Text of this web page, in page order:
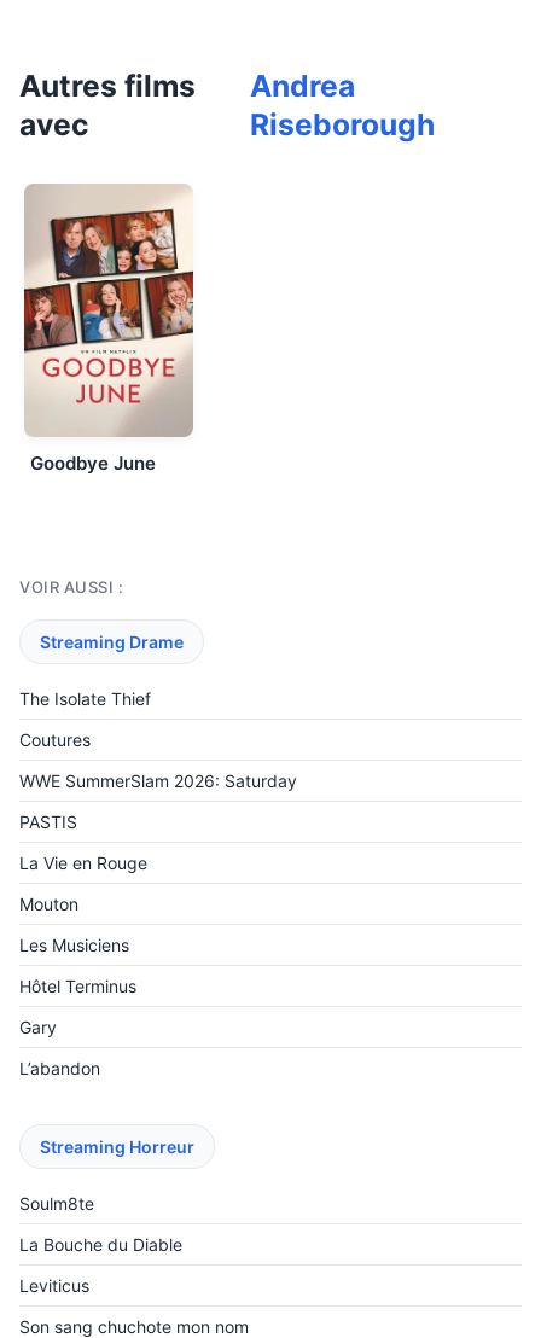
Autres films
avec
Andrea
Riseborough
Goodbye June
VOIR AUSSI :
Streaming Drame
The Isolate Thief
Coutures
WWE SummerSlam 2026: Saturday
PASTIS
La Vie en Rouge
Mouton
Les Musiciens
Hôtel Terminus
Gary
L’abandon
Streaming Horreur
Soulm8te
La Bouche du Diable
Leviticus
Son sang chuchote mon nom